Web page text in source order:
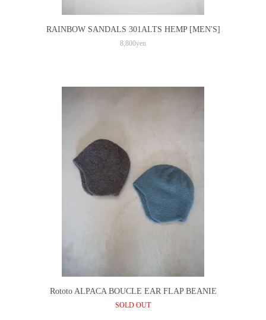
RAINBOW SANDALS 301ALTS HEMP [MEN'S]
8,800yen
Rototo ALPACA BOUCLE EAR FLAP BEANIE
SOLD OUT